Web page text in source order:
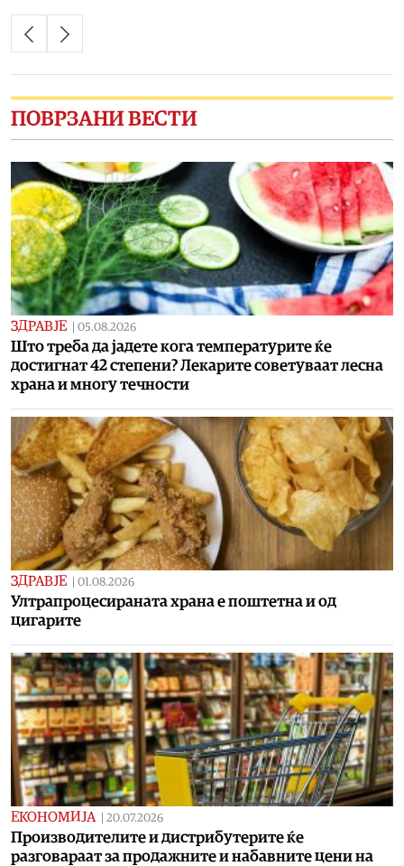
ПОВРЗАНИ ВЕСТИ
ЗДРАВЈЕ 05.08.2026
Што треба да јадете кога температурите ќе
достигнат 42 степени? Лекарите советуваат лесна
храна и многу течности
ЗДРАВЈЕ 01.08.2026
Ултрапроцесираната храна е поштетна и од
цигарите
ЕКОНОМИЈА 20.07.2026
Производителите и дистрибутерите ќе
разговараат за продажните и набавните цени на